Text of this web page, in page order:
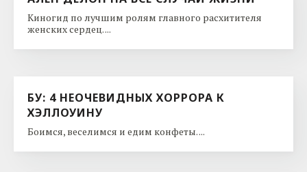
Киногид по лучшим ролям главного расхитителя
женских сердец. ...
БУ: 4 НЕОЧЕВИДНЫХ ХОРРОРА К
ХЭЛЛОУИНУ
Боимся, веселимся и едим конфеты. ...